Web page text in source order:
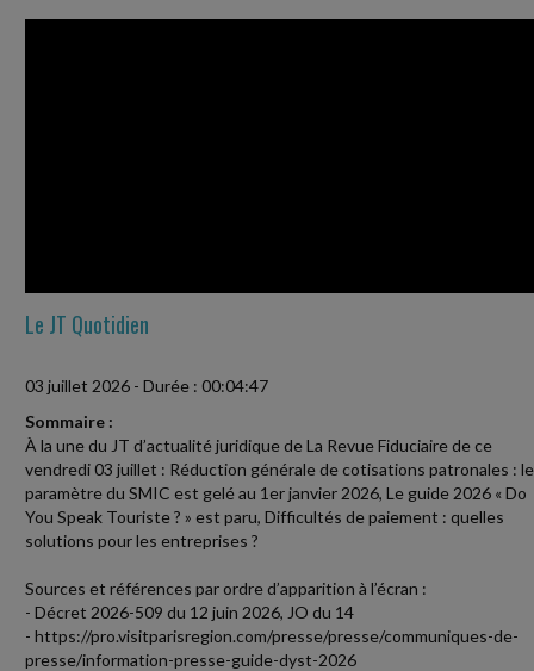
Le JT Quotidien
03 juillet 2026 - Durée : 00:04:47
Sommaire :
À la une du JT d’actualité juridique de La Revue Fiduciaire de ce
vendredi 03 juillet : Réduction générale de cotisations patronales : le
paramètre du SMIC est gelé au 1er janvier 2026, Le guide 2026 « Do
You Speak Touriste ? » est paru, Difficultés de paiement : quelles
solutions pour les entreprises ?
Sources et références par ordre d’apparition à l’écran :
- Décret 2026-509 du 12 juin 2026, JO du 14
- https://pro.visitparisregion.com/presse/presse/communiques-de-
presse/information-presse-guide-dyst-2026